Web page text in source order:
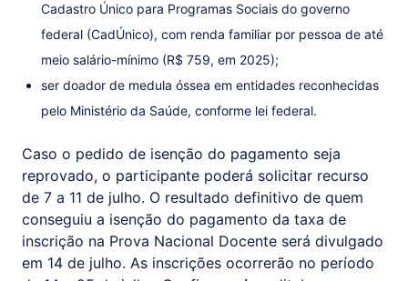
Cadastro Único para Programas Sociais do governo
federal (CadÚnico), com renda familiar por pessoa de até
meio salário-mínimo (R$ 759, em 2025);
ser doador de medula óssea em entidades reconhecidas
pelo Ministério da Saúde, conforme lei federal.
Caso o pedido de isenção do pagamento seja
reprovado, o participante poderá solicitar recurso
de 7 a 11 de julho. O resultado definitivo de quem
conseguiu a isenção do pagamento da taxa de
inscrição na Prova Nacional Docente será divulgado
em 14 de julho. As inscrições ocorrerão no período